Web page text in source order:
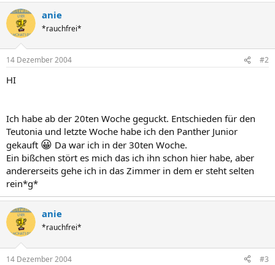
anie
*rauchfrei*
14 Dezember 2004 #2
HI
Ich habe ab der 20ten Woche geguckt. Entschieden für den
Teutonia und letzte Woche habe ich den Panther Junior
gekauft 😀 Da war ich in der 30ten Woche.
Ein bißchen stört es mich das ich ihn schon hier habe, aber
andererseits gehe ich in das Zimmer in dem er steht selten
rein*g*
anie
*rauchfrei*
14 Dezember 2004 #3